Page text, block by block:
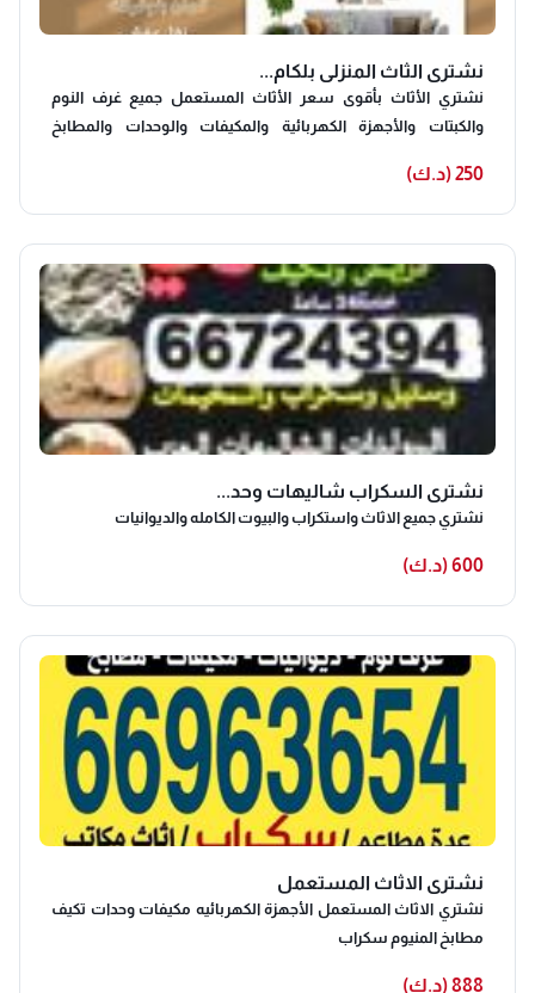
نشتري الثاث المنزلي بلكام...
نشتري الأثاث بأقوى سعر الأثاث المستعمل جميع غرف النوم
والكبتات والأجهزة الكهربائية والمكيفات والوحدات والمطابخ
250 (د.ك)
نشتري السكراب شاليهات وحد...
نشتري جميع الاثاث واستكراب والبيوت الكامله والديوانيات
600 (د.ك)
نشتري الاثاث المستعمل
نشتري الاثاث المستعمل الأجهزة الكهربائيه مكيفات وحدات تكيف
مطابخ المنيوم سكراب
888 (د.ك)